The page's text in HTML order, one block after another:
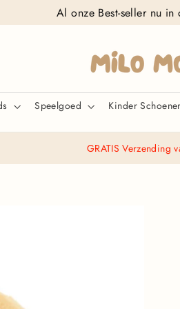
Al onze Best-seller nu
Speelgoed Kinder
GRATIS Verzending